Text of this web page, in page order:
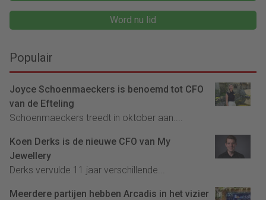
Word nu lid
Populair
Joyce Schoenmaeckers is benoemd tot CFO
van de Efteling
Schoenmaeckers treedt in oktober aan....
Koen Derks is de nieuwe CFO van My
Jewellery
Derks vervulde 11 jaar verschillende...
Meerdere partijen hebben Arcadis in het vizier